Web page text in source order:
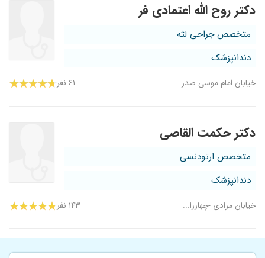
دکتر روح الله اعتمادی فر
متخصص جراحی لثه
دندانپزشک
خیابان امام موسی صدر... ۶۱ نفر
دکتر حکمت القاصی
متخصص ارتودنسی
دندانپزشک
خیابان مرادی -چهاررا... ۱۴۳ نفر